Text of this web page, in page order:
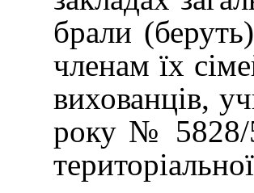
брали
членам їх
вихованців,
року № 5828/